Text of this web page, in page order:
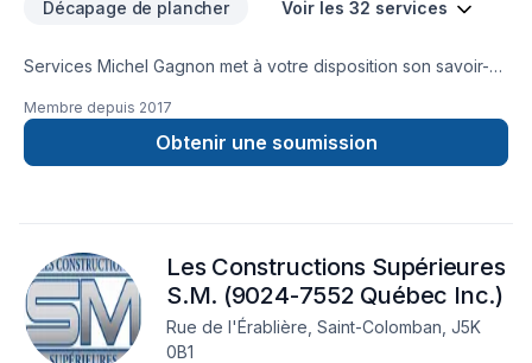
Décapage de plancher Voir les 32 services
Services Michel Gagnon met à votre disposition son savoir-
Démolition, Escalier et rampe, Gypse, Insonorisation, Isolation,
Isolation entre-toît, Isolation mur, Isolation sous-sol, Margelle,
Meubles, Peinture, Plancher, Porte de garage, Portes et
à notre approche centrée sur le client, nous proposons des
solutions adaptées à vos besoins spécifiques et à votre
budget. Demandez votre soumission personnalisée et
démarrez votre projet en toute confiance.
Membre depuis 2017
Obtenir une soumission
Les Constructions Supérieures
S.M. (9024-7552 Québec Inc.)
Rue de l'Érablière, Saint-Colomban, J5K
0B1